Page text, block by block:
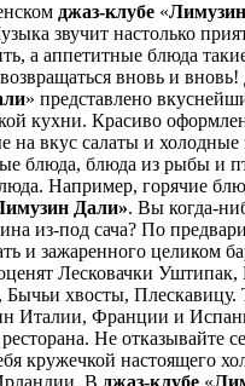
джаз-клубе «
звучит настолько
а аппетитные блюда
возвращаться вновь и
» представлено
кухни. Красиво
на вкус салаты и
блюда, блюда из рыбы и
Например, горячие
Дали». Вы когда-
из-под сача? По
и зажаренного целиком
Лесковачки
Бычьи хвосты, Плескавицу.
Италии, Франции и
Не отказывайте
кружечкой настоящего